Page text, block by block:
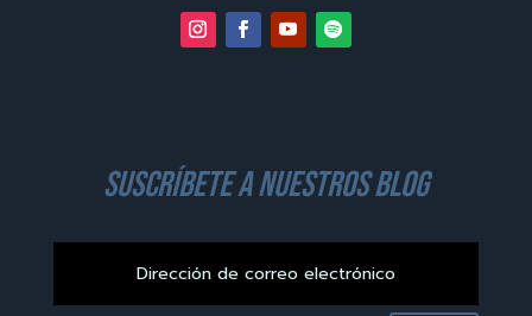
suscríbete a nuestros blog